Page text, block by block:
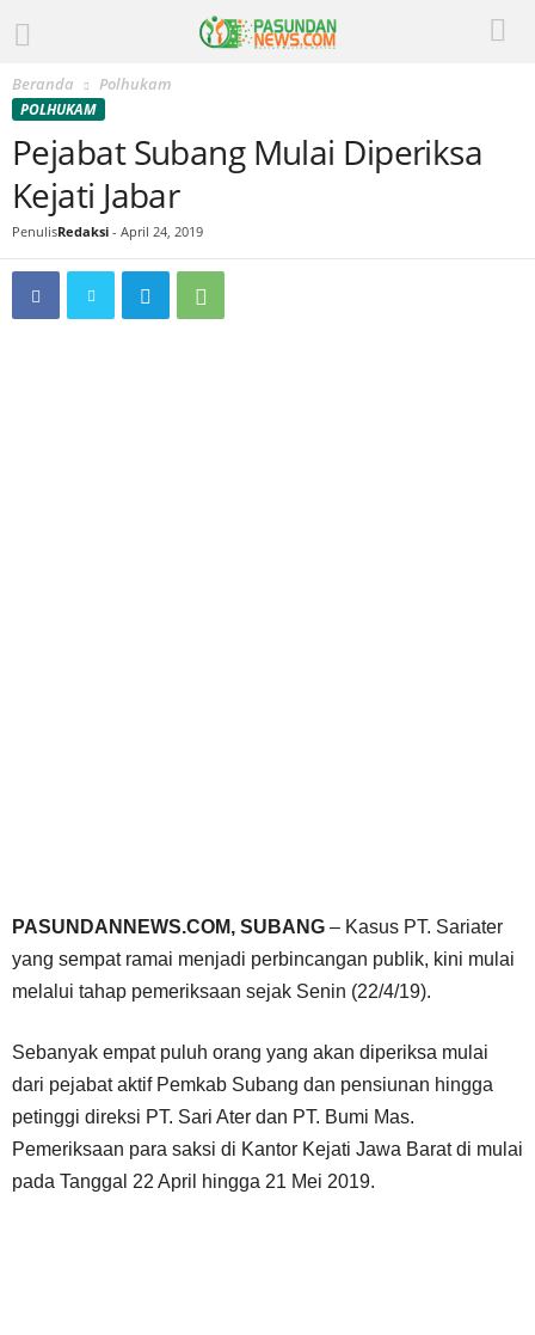
Beranda Polhukam
POLHUKAM
Pejabat Subang Mulai Diperiksa
Kejati Jabar
PenulisRedaksi - April 24, 2019
PASUNDANNEWS.COM, SUBANG – Kasus PT. Sariater
yang sempat ramai menjadi perbincangan publik, kini mulai
melalui tahap pemeriksaan sejak Senin (22/4/19).
Sebanyak empat puluh orang yang akan diperiksa mulai
dari pejabat aktif Pemkab Subang dan pensiunan hingga
petinggi direksi PT. Sari Ater dan PT. Bumi Mas.
Pemeriksaan para saksi di Kantor Kejati Jawa Barat di mulai
pada Tanggal 22 April hingga 21 Mei 2019.